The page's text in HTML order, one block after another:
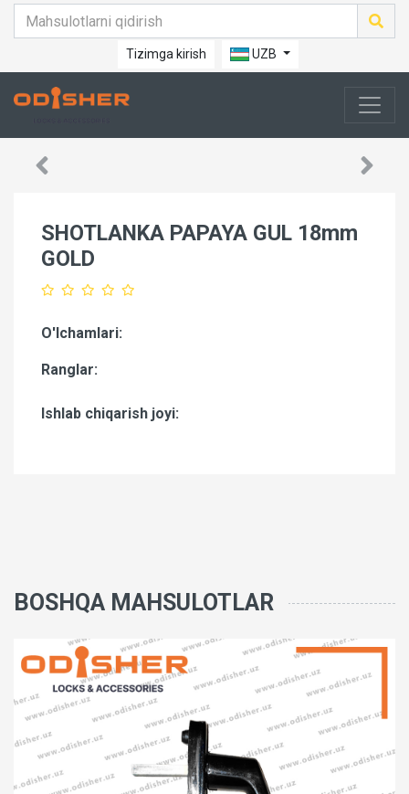
Tizimga kirish UZB
SHOTLANKA PAPAYA GUL 18mm
GOLD
O'lchamlari:
Ranglar:
Ishlab chiqarish joyi:
BOSHQA MAHSULOTLAR